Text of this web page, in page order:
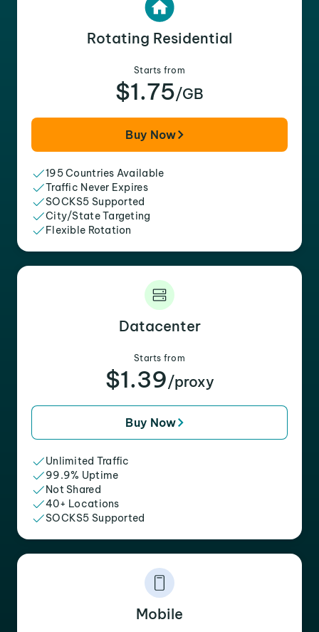
Rotating Residential
Starts from
$1.75/GB
Buy Now
195 Countries Available
Traffic Never Expires
SOCKS5 Supported
City/State Targeting
Flexible Rotation
Datacenter
Starts from
$1.39/proxy
Buy Now
Unlimited Traffic
99.9% Uptime
Not Shared
40+ Locations
SOCKS5 Supported
Mobile